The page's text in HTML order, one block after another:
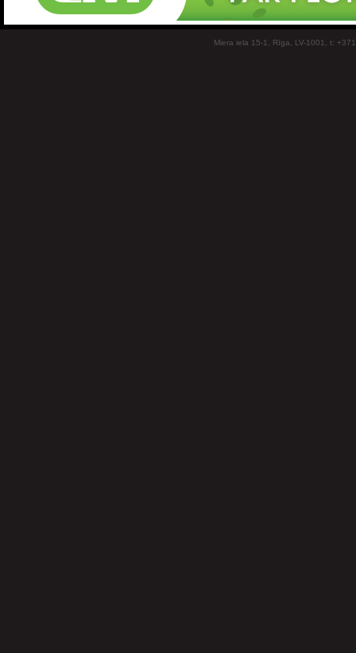
Miera iela 15-1, Rīga, LV-1001, t: